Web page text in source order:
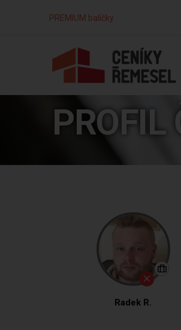
PREMIUM balíčky
PROFIL
Radek R.